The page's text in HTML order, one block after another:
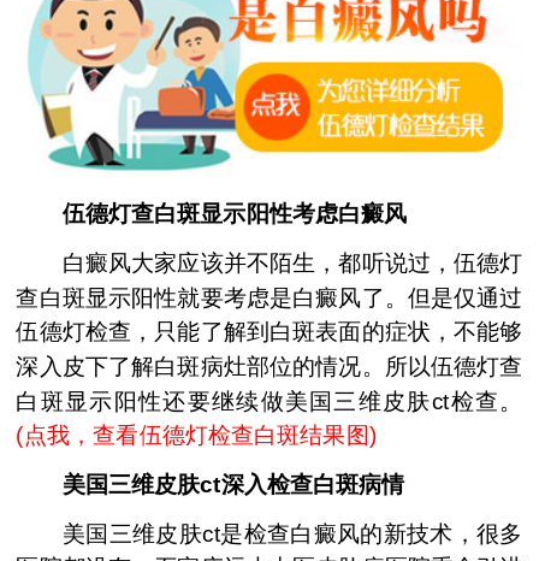
伍德灯查白斑显示阳性考虑白癜风
白癜风大家应该并不陌生，都听说过，伍德灯
查白斑显示阳性就要考虑是白癜风了。但是仅通过
伍德灯检查，只能了解到白斑表面的症状，不能够
深入皮下了解白斑病灶部位的情况。所以伍德灯查
白斑显示阳性还要继续做美国三维皮肤ct检查。
(点我，查看伍德灯检查白斑结果图)
美国三维皮肤ct深入检查白斑病情
美国三维皮肤ct是检查白癜风的新技术，很多